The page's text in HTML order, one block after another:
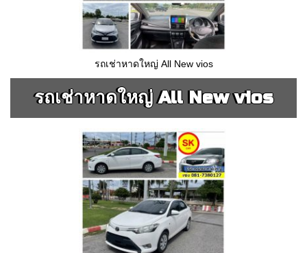
รถเช่าหาดใหญ่ All New vios
รถเช่าหาดใหญ่ All New vios